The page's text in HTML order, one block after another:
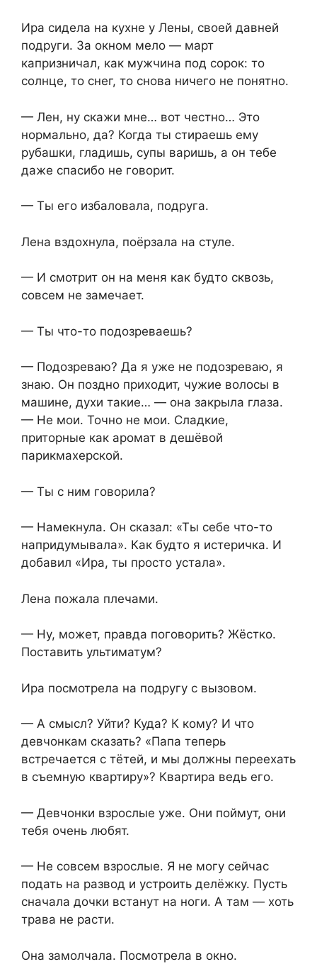
Ира сидела на кухне у Лены, своей давней
подруги. За окном мело — март
капризничал, как мужчина под сорок: то
солнце, то снег, то снова ничего не понятно.
— Лен, ну скажи мне… вот честно… Это
нормально, да? Когда ты стираешь ему
рубашки, гладишь, супы варишь, а он тебе
даже спасибо не говорит.
— Ты его избаловала, подруга.
Лена вздохнула, поёрзала на стуле.
— И смотрит он на меня как будто сквозь,
совсем не замечает.
— Ты что-то подозреваешь?
— Подозреваю? Да я уже не подозреваю, я
знаю. Он поздно приходит, чужие волосы в
машине, духи такие… — она закрыла глаза.
— Не мои. Точно не мои. Сладкие,
приторные как аромат в дешёвой
парикмахерской.
— Ты с ним говорила?
— Намекнула. Он сказал: «Ты себе что-то
напридумывала». Как будто я истеричка. И
добавил «Ира, ты просто устала».
Лена пожала плечами.
— Ну, может, правда поговорить? Жёстко.
Поставить ультиматум?
Ира посмотрела на подругу с вызовом.
— А смысл? Уйти? Куда? К кому? И что
девчонкам сказать? «Папа теперь
встречается с тётей, и мы должны переехать
в съемную квартиру»? Квартира ведь его.
— Девчонки взрослые уже. Они поймут, они
тебя очень любят.
— Не совсем взрослые. Я не могу сейчас
подать на развод и устроить делёжку. Пусть
сначала дочки встанут на ноги. А там — хоть
трава не расти.
Она замолчала. Посмотрела в окно.